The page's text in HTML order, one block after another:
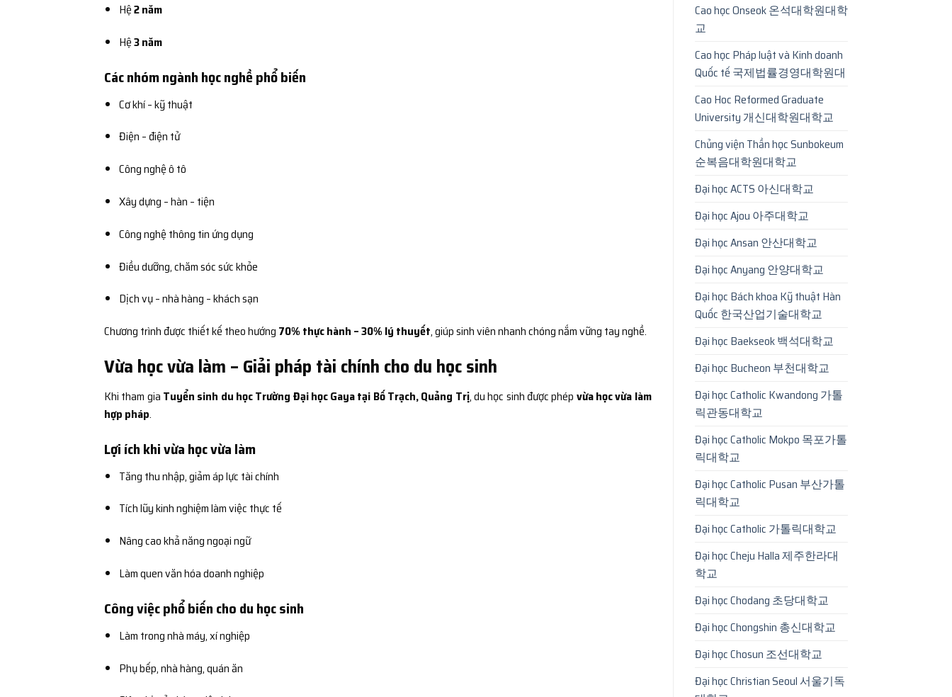
Hệ2 năm
Hệ3 năm
Các nhóm ngành học nghề phổ biến
Cơ khí – kỹ thuật
Điện – điện tử
Công nghệ ô tô
Xây dựng – hàn – tiện
Công nghệ thông tin ứng dụng
Điều dưỡng, chăm sóc sức khỏe
Dịch vụ – nhà hàng – khách sạn
Chương trình được thiết kế theo hướng 70% thực hành – 30% lý thuyết, giúp sinh viên nhanh chóng nắm vững tay nghề.
Vừa học vừa làm – Giải pháp tài chính cho du học sinh
Khi tham gia Tuyển sinh du học Trường Đại học Gaya tại Bố Trạch, Quảng Trị, du học sinh được phép vừa học vừa làm
hợp pháp.
Lợi ích khi vừa học vừa làm
Tăng thu nhập, giảm áp lực tài chính
Tích lũy kinh nghiệm làm việc thực tế
Nâng cao khả năng ngoại ngữ
Làm quen văn hóa doanh nghiệp
Công việc phổ biến cho du học sinh
Làm trong nhà máy, xí nghiệp
Phụ bếp, nhà hàng, quán ăn
Cao học Onseok 온석대학원대학
교
Cao học Pháp luật và Kinh doanh
Quốc tế 국제법률경영대학원대
Cao Hoc Reformed Graduate
University 개신대학원대학교
Chủng viện Thần học Sunbokeum
순복음대학원대학교
Đại học ACTS 아신대학교
Đại học Ajou 아주대학교
Đại học Ansan 안산대학교
Đại học Anyang 안양대학교
Đại học Bách khoa Kỹ thuật Hàn
Quốc 한국산업기술대학교
Đại học Baekseok 백석대학교
Đại học Bucheon 부천대학교
Đại học Catholic Kwandong 가톨
릭관동대학교
Đại học Catholic Mokpo 목포가톨
릭대학교
Đại học Catholic Pusan 부산가톨
릭대학교
Đại học Catholic 가톨릭대학교
Đại học Cheju Halla 제주한라대
학교
Đại học Chodang 초당대학교
Đại học Chongshin 총신대학교
Đại học Chosun 조선대학교
Đại học Christian Seoul 서울기독